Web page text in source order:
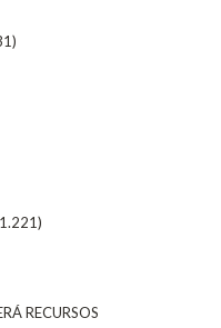
RECURSOS